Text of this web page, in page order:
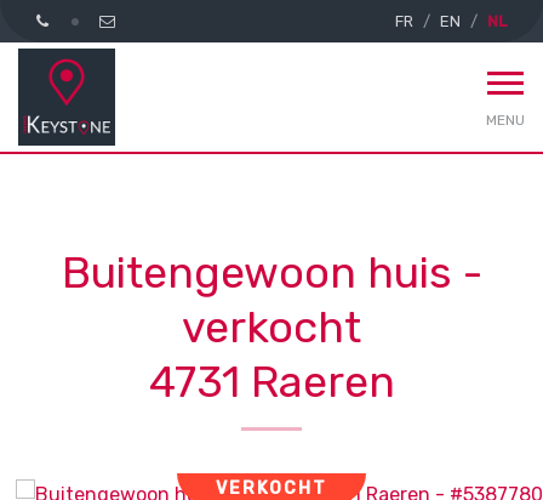
FR EN NL
MENU
Buitengewoon huis -
verkocht
4731 Raeren
VERKOCHT